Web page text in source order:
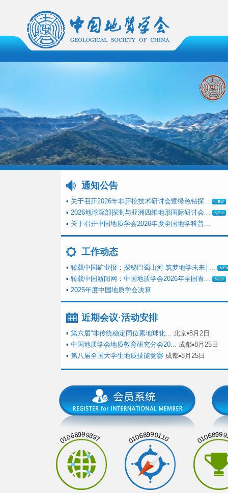
通知公告
▪ 关于召开2026年非开挖技术研讨会暨绿色钻探...
▪ 2026地球深部探测与亚洲四维地形国际研讨会...
▪ 关于召开中国地质学会2026年度全国地学科普...
工作动态
▪ 转载中国矿业报：探秘巴蜀山河 筑梦地学未来│...
▪ 转载中国新闻网：中国地质学会2026年全国青...
▪ 2025年度中国地质学会决算
近期会议·活动安排
▪ 第六届“非传统稳定同位素地球化... 北京▪8月2日
▪ 中国地质学会地质教育研究分会20... 成都▪8月25日
▪ 第八届全国大学生地质技能竞赛 成都▪8月25日
01068999397 01068990110